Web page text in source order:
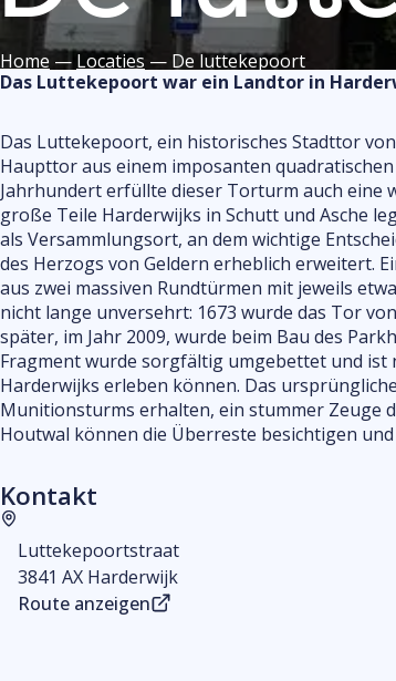
Home — Locaties — De luttekepoort
Das Luttekepoort war ein Landtor in
Das Luttekepoort, ein historisches Stadttor
Haupttor aus einem imposanten
Jahrhundert erfüllte dieser Torturm auch eine
große Teile Harderwijks in Schutt und Asche
als Versammlungsort, an dem wichtige
des Herzogs von Geldern erheblich erweitert.
aus zwei massiven Rundtürmen mit jeweils
nicht lange unversehrt: 1673 wurde das Tor
später, im Jahr 2009, wurde beim Bau des
Fragment wurde sorgfältig umgebettet und ist
Harderwijks erleben können. Das
Munitionsturms erhalten, ein stummer Zeuge
Houtwal können die Überreste besichtigen
Kontakt
Adresse
Luttekepoortstraat
3841 AX Harderwijk
Route anzeigen